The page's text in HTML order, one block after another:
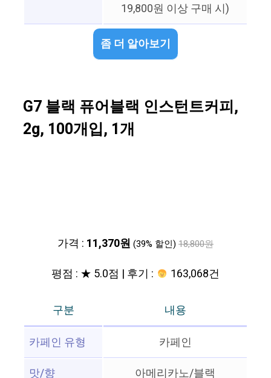
19,800원 이상 구매 시)
좀 더 알아보기
G7 블랙 퓨어블랙 인스턴트커피,
2g, 100개입, 1개
가격 : 11,370원 (39% 할인) 18,800원
평점 : ★ 5.0점 | 후기 : 163,068건
구분
내용
카페인 유형
카페인
맛/향
아메리카노/블랙